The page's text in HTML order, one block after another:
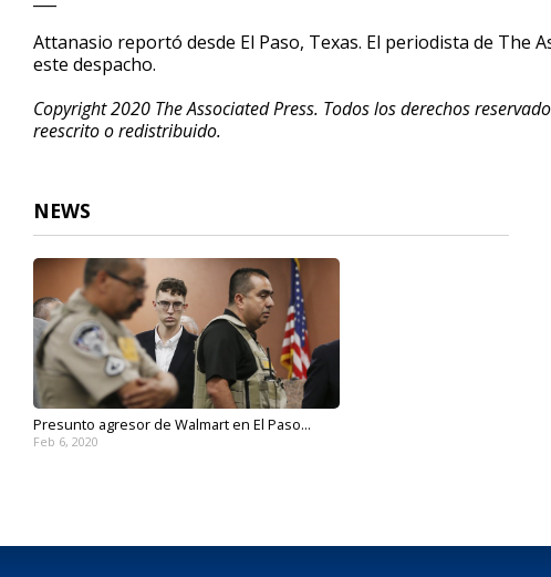
Attanasio reportó desde El Paso, Texas. El periodista de The
este despacho.
Copyright 2020 The Associated Press. Todos los derechos
reescrito o redistribuido.
NEWS
Presunto agresor de Walmart en El Paso...
Feb 6, 2020